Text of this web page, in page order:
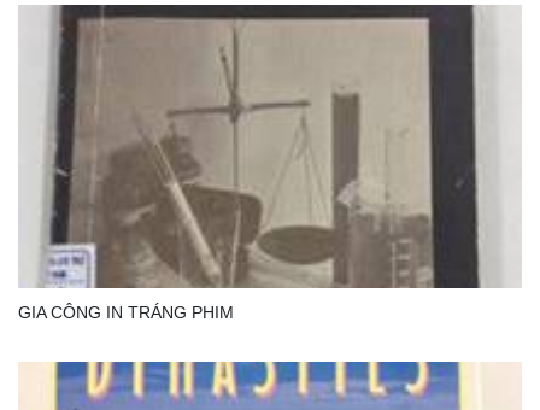
GIA CÔNG IN TRÁNG PHIM